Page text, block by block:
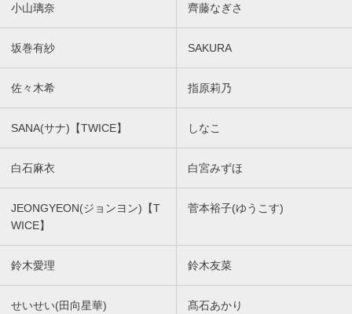
小山璃奈 齊藤なぎさ
坂巻有紗 SAKURA
佐々木希 指原莉乃
SANA(サナ)【TWICE】 しなこ
白石麻衣 白宮みずほ
JEONGYEON(ジョンヨン)【T
WICE】
菅本裕子(ゆうこす)
鈴木愛理 鈴木友菜
せいせい(田向星華) 髙石あかり